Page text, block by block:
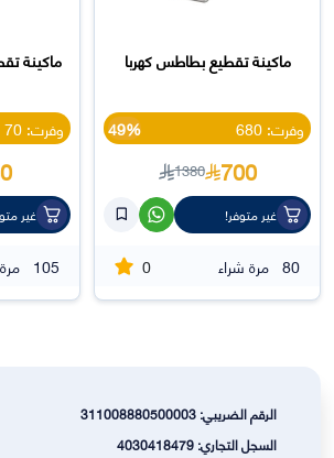
ماكينة تقطيع بطاطس كهربا
وفرت: 680 49%
700
1380
غير متوفر!
80 مرة شراء 0
ماكينة
وفرت: 70
غير
105
الرقم الضريبي: 311008880500003
السجل التجاري: 4030418479